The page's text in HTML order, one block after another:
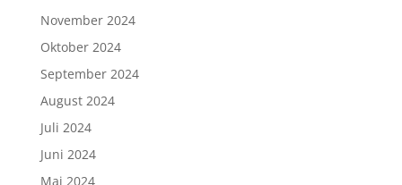
November 2024
Oktober 2024
September 2024
August 2024
Juli 2024
Juni 2024
Mai 2024